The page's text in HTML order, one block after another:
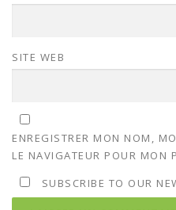
SITE WEB
ENREGISTRER MON NOM,
LE NAVIGATEUR POUR MON
SUBSCRIBE TO OUR